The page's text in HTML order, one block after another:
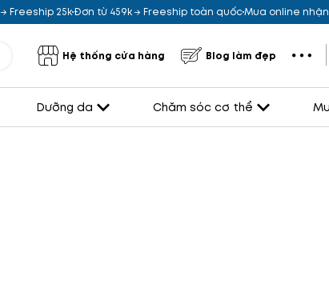
Freeship 25kĐơn từ 459k → Freeship toàn quốcMua online
Hệ thống cửa hàng Blog làm đẹp
Dưỡng da Chăm sóc cơ thể